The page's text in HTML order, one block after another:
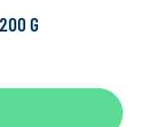
G